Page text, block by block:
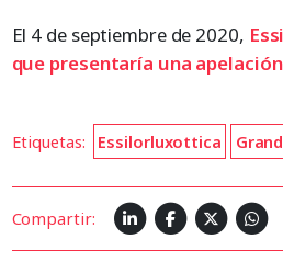
El 4 de septiembre de 2020,
que presentaría una
Etiquetas: Essilorluxottica
Compartir: